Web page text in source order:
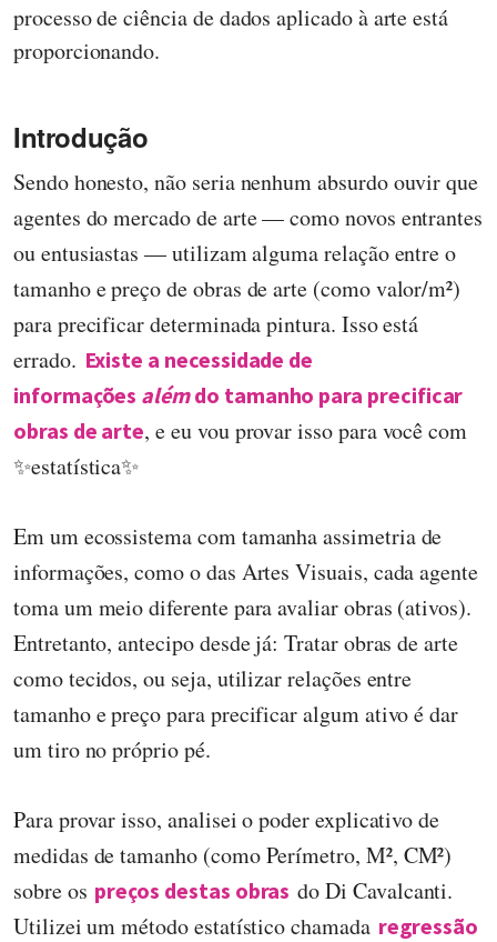
processo de ciência de dados aplicado à arte está
proporcionando.
Introdução
Sendo honesto, não seria nenhum absurdo ouvir que
agentes do mercado de arte — como novos entrantes
ou entusiastas — utilizam alguma relação entre o
tamanho e preço de obras de arte (como valor/m²)
para precificar determinada pintura. Isso está
errado. Existe a necessidade de
informações alémdo tamanho para precificar
obras de arte, e eu vou provar isso para você com
✨estatística✨
Em um ecossistema com tamanha assimetria de
informações, como o das Artes Visuais, cada agente
toma um meio diferente para avaliar obras (ativos).
Entretanto, antecipo desde já: Tratar obras de arte
como tecidos, ou seja, utilizar relações entre
tamanho e preço para precificar algum ativo é dar
um tiro no próprio pé.
Para provar isso, analisei o poder explicativo de
medidas de tamanho (como Perímetro, M², CM²)
sobre os preços destas obras do Di Cavalcanti.
Utilizei um método estatístico chamada regressão